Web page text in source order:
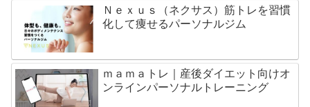
Ｎｅｘｕｓ（ネクサス）筋トレを習慣
化して痩せるパーソナルジム
ｍａｍａトレ｜産後ダイエット向けオ
ンラインパーソナルトレーニング